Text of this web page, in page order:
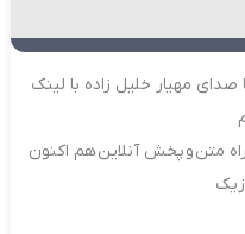
صدای مهیار خلیل زاده با لینک
متن و پخش آنلاین هم اکنون